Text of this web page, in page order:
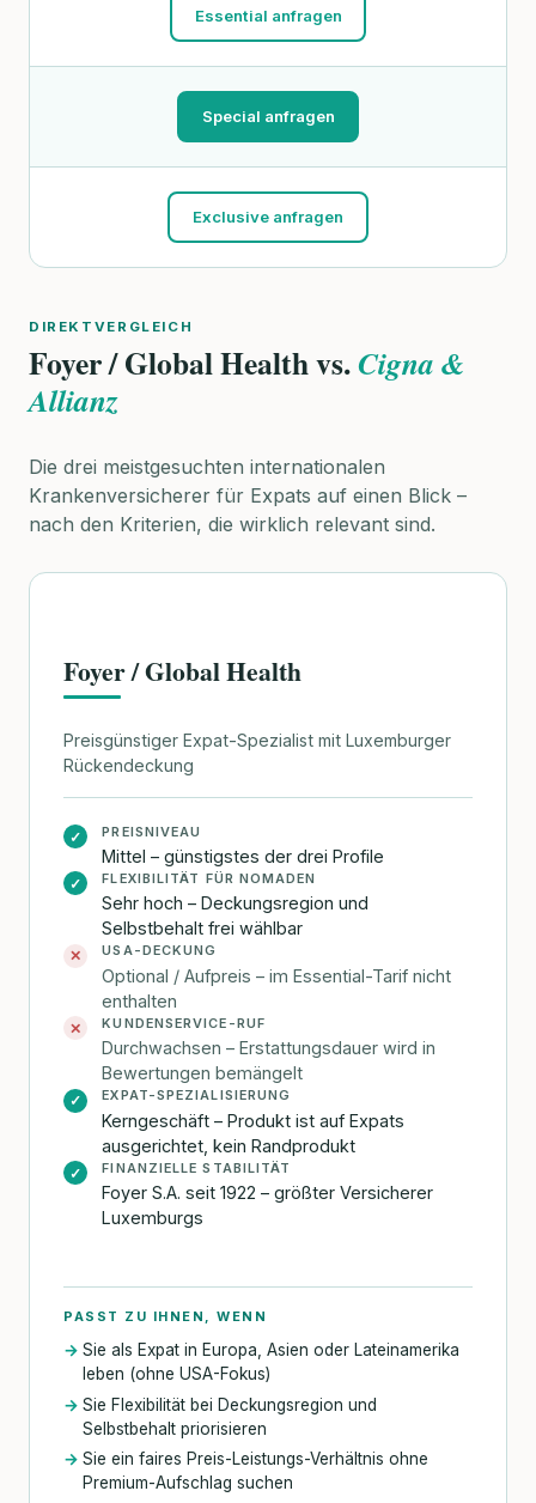
Essential anfragen
Special anfragen
Exclusive anfragen
DIREKTVERGLEICH
Foyer / Global Health vs.Cigna &
Allianz
Die drei meistgesuchten internationalen
Krankenversicherer für Expats auf einen Blick –
nach den Kriterien, die wirklich relevant sind.
Foyer / Global Health
Preisgünstiger Expat-Spezialist mit Luxemburger
Rückendeckung
✓ PREISNIVEAU
Mittel – günstigstes der drei Profile
✓ FLEXIBILITÄT FÜR NOMADEN
Sehr hoch – Deckungsregion und
Selbstbehalt frei wählbar
✕ USA-DECKUNG
Optional / Aufpreis – im Essential-Tarif nicht
enthalten
✕ KUNDENSERVICE-RUF
Durchwachsen – Erstattungsdauer wird in
Bewertungen bemängelt
✓ EXPAT-SPEZIALISIERUNG
Kerngeschäft – Produkt ist auf Expats
ausgerichtet, kein Randprodukt
✓ FINANZIELLE STABILITÄT
Foyer S.A. seit 1922 – größter Versicherer
Luxemburgs
PASST ZU IHNEN, WENN
Sie als Expat in Europa, Asien oder Lateinamerika
leben (ohne USA-Fokus)
Sie Flexibilität bei Deckungsregion und
Selbstbehalt priorisieren
Sie ein faires Preis-Leistungs-Verhältnis ohne
Premium-Aufschlag suchen